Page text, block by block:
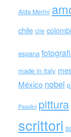
Alda Merini
chile cile
espana
made in italy
México nobel
Pasolini pittura
scrittori